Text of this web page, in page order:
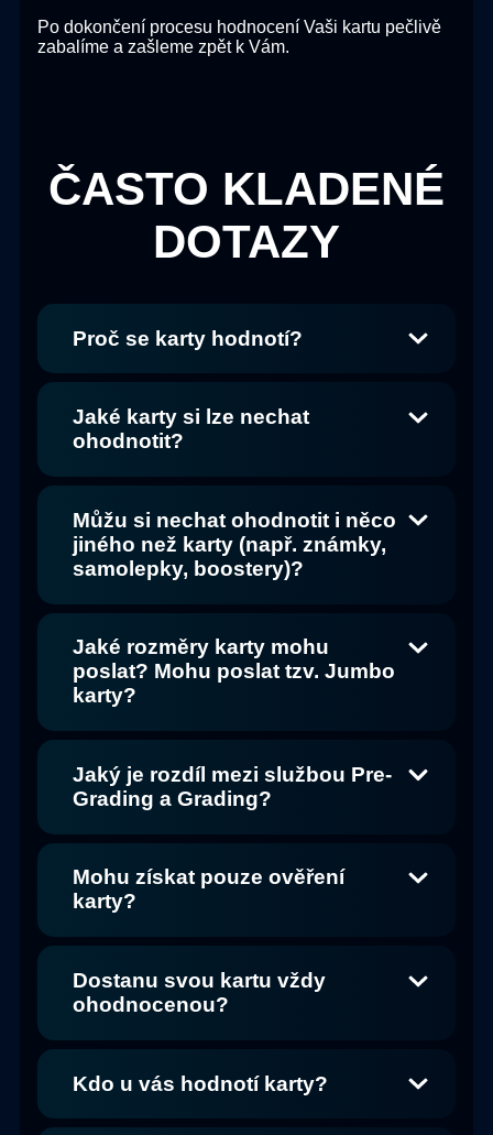
Po dokončení procesu hodnocení Vaši kartu pečlivě
zabalíme a zašleme zpět k Vám.
ČASTO KLADENÉ
DOTAZY
Proč se karty hodnotí?
Jaké karty si lze nechat
ohodnotit?
Můžu si nechat ohodnotit i něco
jiného než karty (např. známky,
samolepky, boostery)?
Jaké rozměry karty mohu
poslat? Mohu poslat tzv. Jumbo
karty?
Jaký je rozdíl mezi službou Pre-
Grading a Grading?
Mohu získat pouze ověření
karty?
Dostanu svou kartu vždy
ohodnocenou?
Kdo u vás hodnotí karty?